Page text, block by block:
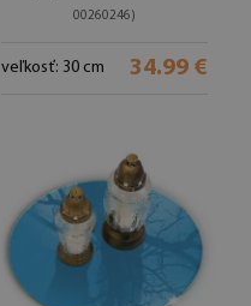
00260246)
veľkosť: 30 cm 34.99 €